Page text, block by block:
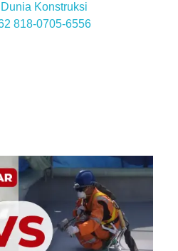
Dunia Konstruksi
818-0705-6556